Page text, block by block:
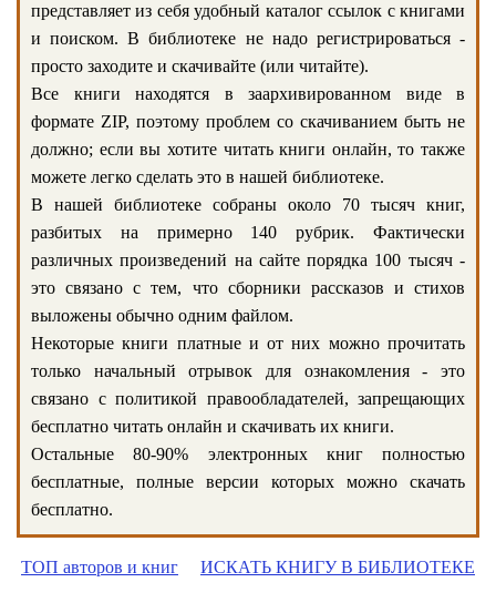
представляет из себя удобный каталог ссылок с книгами
и поиском. В библиотеке не надо регистрироваться -
просто заходите и скачивайте (или читайте).
Все книги находятся в заархивированном виде в
формате ZIP, поэтому проблем со скачиванием быть не
должно; если вы хотите читать книги онлайн, то также
можете легко сделать это в нашей библиотеке.
В нашей библиотеке собраны около 70 тысяч книг,
разбитых на примерно 140 рубрик. Фактически
различных произведений на сайте порядка 100 тысяч -
это связано с тем, что сборники рассказов и стихов
выложены обычно одним файлом.
Некоторые книги платные и от них можно прочитать
только начальный отрывок для ознакомления - это
связано с политикой правообладателей, запрещающих
бесплатно читать онлайн и скачивать их книги.
Остальные 80-90% электронных книг полностью
бесплатные, полные версии которых можно скачать
бесплатно.
ТОП авторов и книг ИСКАТЬ КНИГУ В БИБЛИОТЕКЕ